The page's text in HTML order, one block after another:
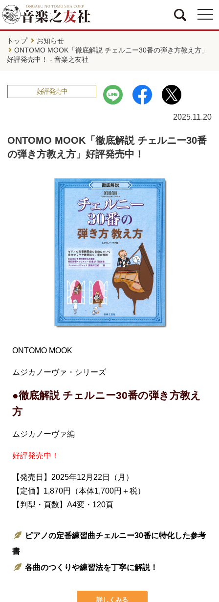
トップ
お知らせ
ONTOMO MOOK「徹底解説 チェルニー30番の弾き方教え方」
好評発売中！ - 音楽之友社
好評発売中
2025.11.20
ONTOMO MOOK「徹底解説 チェルニー30番
の弾き方教え方」好評発売中！
ONTOMO MOOK
ムジカノーヴァ・シリーズ
●徹底解説 チェルニー30番の弾き方教え
方
ムジカノーヴァ編
好評発売中！
【発売日】2025年12月22日（月）
【定価】1,870円（本体1,700円＋税）
【判型・頁数】A4変・120頁
ピアノの定番練習曲チェルニー30番に特化した参考
書
各曲のつくりや練習法を丁寧に解説！
詳しくみる